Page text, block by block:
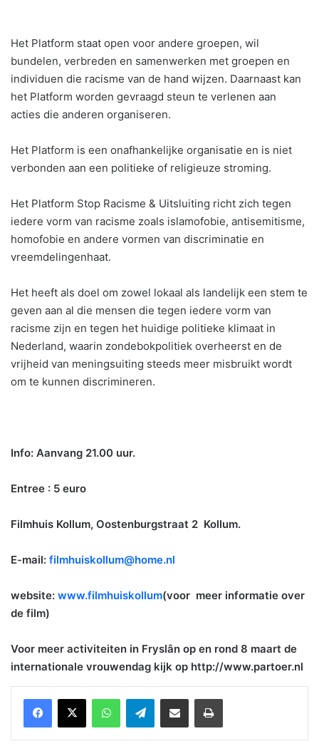
Het Platform staat open voor andere groepen, wil
bundelen, verbreden en samenwerken met groepen en
individuen die racisme van de hand wijzen. Daarnaast kan
het Platform worden gevraagd steun te verlenen aan
acties die anderen organiseren.
Het Platform is een onafhankelijke organisatie en is niet
verbonden aan een politieke of religieuze stroming.
Het Platform Stop Racisme & Uitsluiting richt zich tegen
iedere vorm van racisme zoals islamofobie, antisemitisme,
homofobie en andere vormen van discriminatie en
vreemdelingenhaat.
Het heeft als doel om zowel lokaal als landelijk een stem te
geven aan al die mensen die tegen iedere vorm van
racisme zijn en tegen het huidige politieke klimaat in
Nederland, waarin zondebokpolitiek overheerst en de
vrijheid van meningsuiting steeds meer misbruikt wordt
om te kunnen discrimineren.
Info: Aanvang 21.00 uur.
Entree : 5 euro
Filmhuis Kollum, Oostenburgstraat 2 Kollum.
E-mail: filmhuiskollum@home.nl
website: www.filmhuiskollum(voor meer informatie over
de film)
Voor meer activiteiten in Fryslân op en rond 8 maart de
internationale vrouwendag kijk op http://www.partoer.nl
WhatsAppTelegramDelen via Email Print